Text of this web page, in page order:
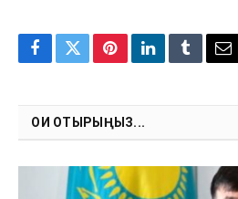
Facebook
TwitterPinterestLinkedInTumblr
ОҚИ ОТЫРЫҢЫЗ...